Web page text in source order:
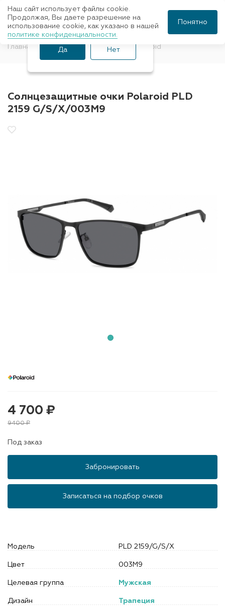
Главная Солнцезащитные очки Polaroid
Солнцезащитные очки Polaroid PLD
2159 G/S/X/003M9
4 700 ₽
9400 ₽
Под заказ
Забронировать
Записаться на подбор очков
Модель PLD 2159/G/S/X
Цвет 003M9
Целевая группа Мужская
Дизайн Трапеция
Ваш город Санкт-
Петербург?
Да Нет
Наш сайт использует файлы cookie.
Продолжая, Вы даете разрешение на
использование cookie, как указано в нашей
политике конфиденциальности.
Понятно